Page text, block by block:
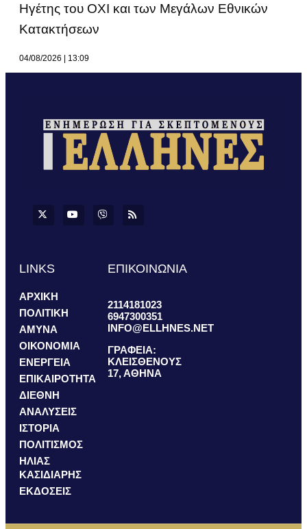
Ηγέτης του ΟΧΙ και των Μεγάλων Εθνικών
Κατακτήσεων
04/08/2026 13:09
LINKS
ΑΡΧΙΚΗ
ΠΟΛΙΤΙΚΗ
ΑΜΥΝΑ
ΟΙΚΟΝΟΜΙΑ
ΕΝΕΡΓΕΙΑ
ΕΠΙΚΑΙΡΟΤΗΤΑ
ΔΙΕΘΝΗ
ΑΝΑΛΥΣΕΙΣ
ΙΣΤΟΡΙΑ
ΠΟΛΙΤΙΣΜΟΣ
ΗΛΙΑΣ
ΚΑΣΙΔΙΑΡΗΣ
ΕΚΔΟΣΕΙΣ
ΕΠΙΚΟΙΝΩΝΙΑ
2114181023
6947300351
INFO@ELLHNES.NET
ΓΡΑΦΕΙΑ:
ΚΛΕΙΣΘΕΝΟΥΣ
17, ΑΘΗΝΑ